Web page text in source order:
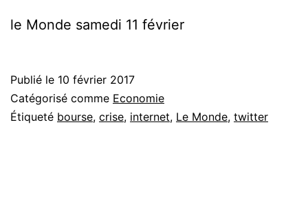
le Monde samedi 11 février
Publié le 10 février 2017
Catégorisé comme Economie
Étiqueté bourse, crise, internet, Le Monde, twitter